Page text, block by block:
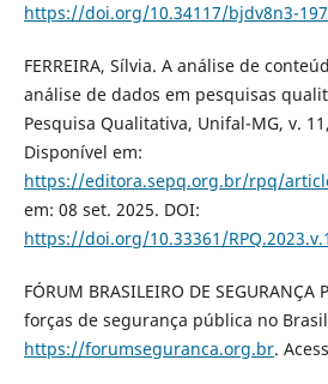
https://doi.org/10.34117/bjdv8n3-197
FERREIRA, Sílvia. A análise de
análise de dados em pesquisas
Pesquisa Qualitativa, Unifal-MG, v.
Disponível em:
https://editora.sepq.org.br/rpq/
em: 08 set. 2025. DOI:
https://doi.org/10.33361/
FÓRUM BRASILEIRO DE SEGURANÇA
forças de segurança pública no
https://forumseguranca.org.br.